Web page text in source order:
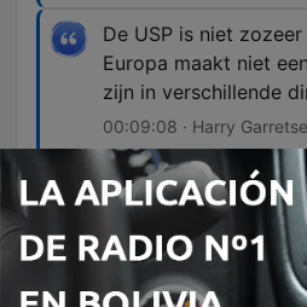
De USP is niet
Europa maakt niet
zijn in verschillende
00:09:08 · Harry
van Europa niet als één
als een verzameling
Als Europa een
waarschijnlijk niet
Kamer zijn. Niet het